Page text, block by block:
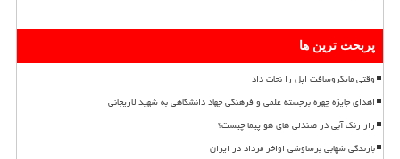
پربحث ترین ها
وقتی مایکروسافت اپل را نجات داد
اهدای جایزه چهره برجسته علمی و فرهنگی جهاد دانشگاهی به شهید لاریجانی
راز رنگ آبی در صندلی های هواپیما چیست؟
بارندگی شهابی برساوشی اواخر مرداد در ایران